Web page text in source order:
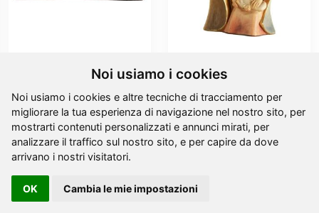
Noi usiamo i cookies
Noi usiamo i cookies e altre tecniche di tracciamento per
migliorare la tua esperienza di navigazione nel nostro sito, per
mostrarti contenuti personalizzati e annunci mirati, per
analizzare il traffico sul nostro sito, e per capire da dove
arrivano i nostri visitatori.
OK Cambia le mie impostazioni
Tronco d`albero presepio
Sacra famiglia moderna